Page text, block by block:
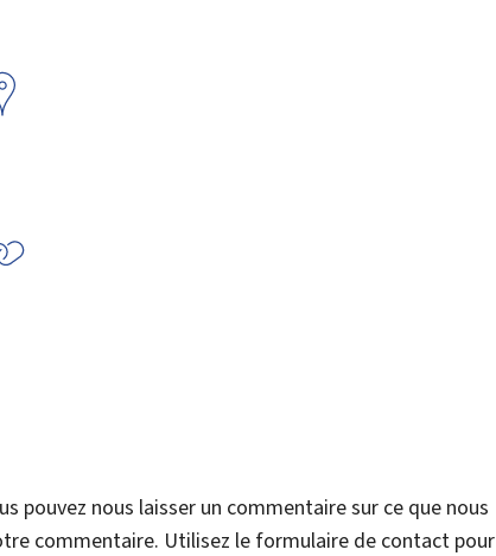
pouvez nous laisser un commentaire sur ce que nous
commentaire. Utilisez le formulaire de contact pour